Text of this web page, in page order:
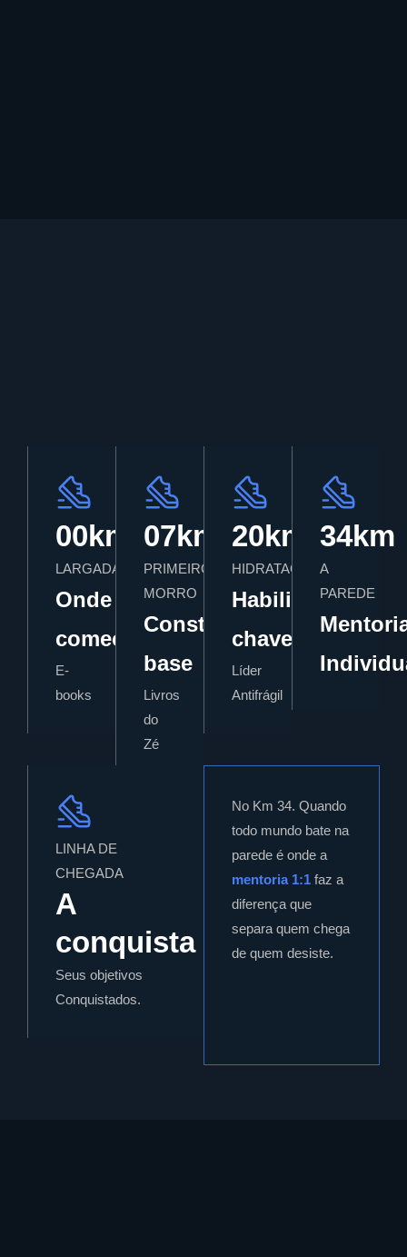
00km
LARGADA
Onde
começar
E-
books
07km
PRIMEIRO
MORRO
Construir
base
Livros
do
Zé
20km
HIDRATAÇÃO
Habilidades-
chave
Líder
Antifrágil
34km
A
PAREDE
LINHA DE
CHEGADA
A
conquista
Seus objetivos
Conquistados.
No Km 34. Quando
todo mundo bate na
parede é onde a
mentoria 1:1 faz a
diferença que
separa quem chega
de quem desiste.